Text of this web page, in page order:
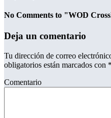
No Comments to "WOD
Deja un comentario
Tu dirección de correo
obligatorios están marcados con *
Comentario